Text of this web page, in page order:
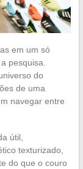
em um só
pesquisa.
do
de uma
navegar entre
útil,
texturizado,
do que o couro